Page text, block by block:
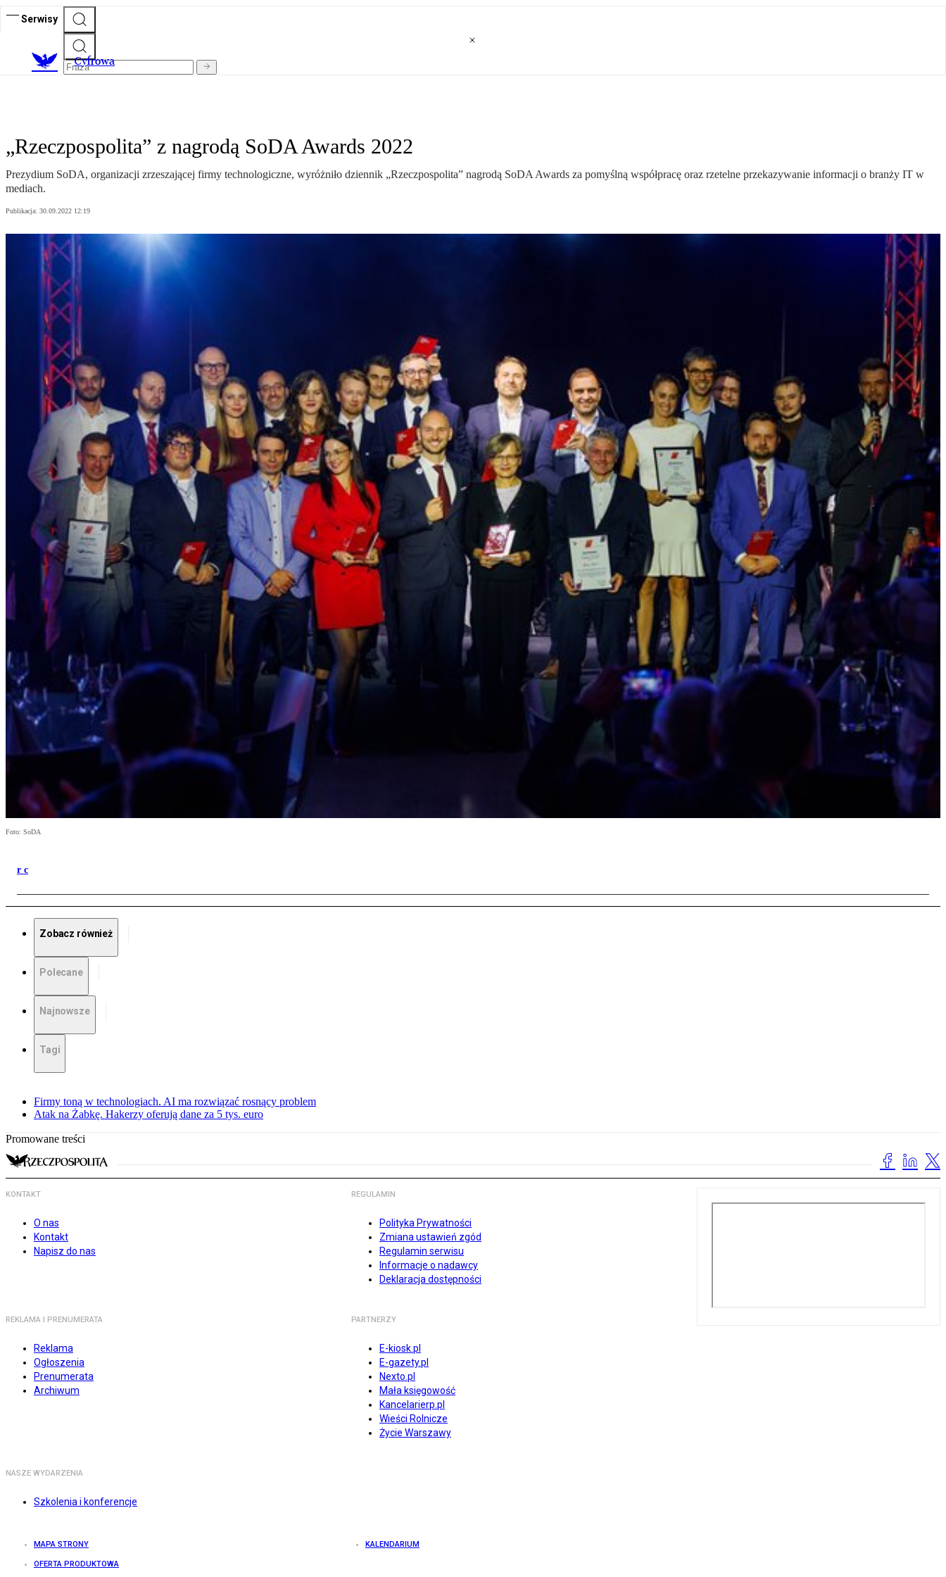
Serwisy
Cyfrowa
„Rzeczpospolita” z nagrodą SoDA Awards 2022
Prezydium SoDA, organizacji zrzeszającej firmy technologiczne, wyróżniło dziennik „Rzeczpospolita” nagrodą SoDA Awards za pomyślną współpracę oraz rzetelne przekazywanie informacji o branży IT w
mediach.
Publikacja: 30.09.2022 12:19
Foto: SoDA
r c
Zobacz również
Polecane
Najnowsze
Tagi
Firmy toną w technologiach. AI ma rozwiązać rosnący problem
Atak na Żabkę. Hakerzy oferują dane za 5 tys. euro
Promowane treści
KONTAKT
O nas
Kontakt
Napisz do nas
REGULAMIN
Polityka Prywatności
Zmiana ustawień zgód
Regulamin serwisu
Informacje o nadawcy
Deklaracja dostępności
REKLAMA I PRENUMERATA
Reklama
Ogłoszenia
Prenumerata
Archiwum
PARTNERZY
E-kiosk.pl
E-gazety.pl
Nexto.pl
Mała księgowość
Kancelarierp.pl
Wieści Rolnicze
Życie Warszawy
NASZE WYDARZENIA
Szkolenia i konferencje
MAPA STRONY KALENDARIUM
OFERTA PRODUKTOWA